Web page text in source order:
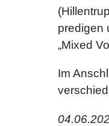
predigen
„Mixed
Im